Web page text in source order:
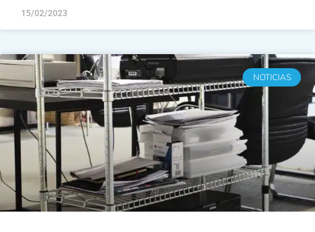
15/02/2023
NOTICIAS